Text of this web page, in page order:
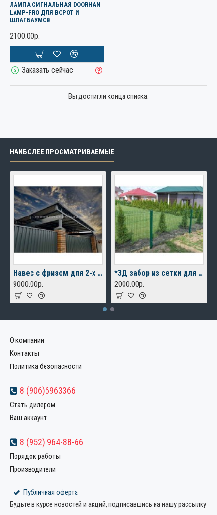
ЛАМПА СИГНАЛЬНАЯ DOORHAN
LAMP-PRO ДЛЯ ВОРОТ И
ШЛАГБАУМОВ
2100.00р.
Заказать сейчас
Вы достигли конца списка.
НАИБОЛЕЕ ПРОСМАТРИВАЕМЫЕ
Навес с фризом для 2-х автомобилей
9000.00р.
*3Д забор из сетки для дачного дома
2000.00р.
О компании
Контакты
Политика безопасности
8 (906)6963366
Стать дилером
Ваш аккаунт
8 (952) 964-88-66
Порядок работы
Производители
Публичная оферта
Будьте в курсе новостей и акций, подписавшись на нашу рассылку